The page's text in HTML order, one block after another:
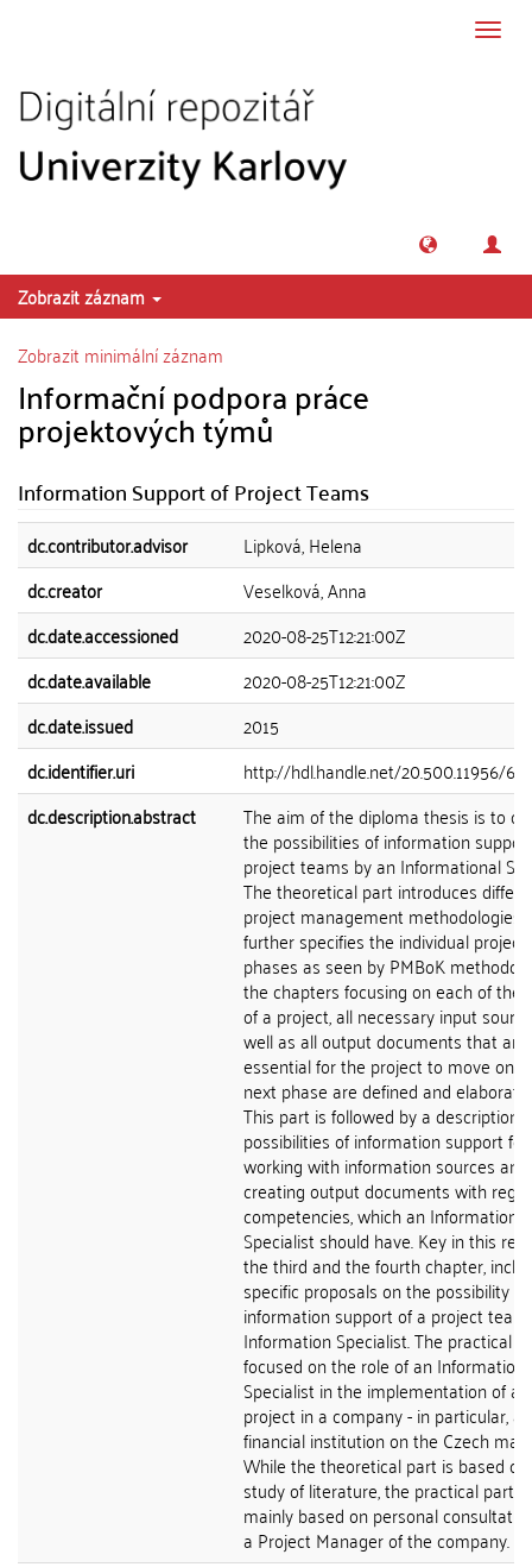
Zobrazit záznam
Zobrazit minimální záznam
Informační podpora práce
projektových týmů
Information Support of Project Teams
dc.contributor.advisor
Lipková, Helena
dc.creator
Veselková, Anna
dc.date.accessioned
2020-08-25T12:21:00Z
dc.date.available
2020-08-25T12:21:00Z
dc.date.issued
2015
dc.identifier.uri
http://hdl.handle.net/20.500.11956/
dc.description.abstract
The aim of the diploma thesis is to
the possibilities of information
project teams by an Informational
The theoretical part introduces
project management methodologies
further specifies the individual project
phases as seen by PMBoK
the chapters focusing on each of the
of a project, all necessary input
well as all output documents that are
essential for the project to move on
next phase are defined and
This part is followed by a description
possibilities of information support for
working with information sources and
creating output documents with
competencies, which an Information
Specialist should have. Key in this
the third and the fourth chapter,
specific proposals on the possibility of
information support of a project
Information Specialist. The practical
focused on the role of an Information
Specialist in the implementation of a
project in a company - in particular, a
financial institution on the Czech
While the theoretical part is based
study of literature, the practical part is
mainly based on personal
a Project Manager of the company.